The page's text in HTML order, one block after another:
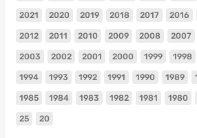
2021 2020 2019 2018 2017 2016
2012 2011 2010 2009 2008 2007
2003 2002 2001 2000 1999 1998
1994 1993 1992 1991 1990 1989
1985 1984 1983 1982 1981 1980
25 20